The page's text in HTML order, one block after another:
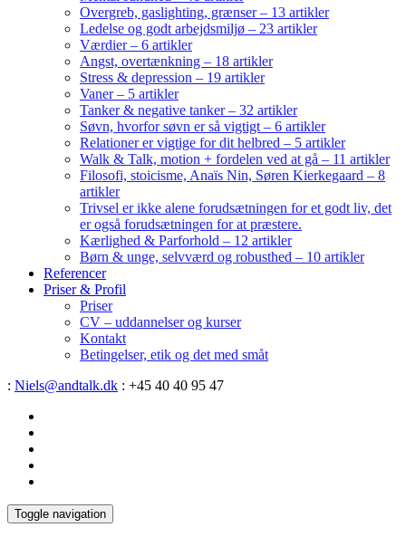
Overgreb, gaslighting, grænser – 13 artikler
Ledelse og godt arbejdsmiljø – 23 artikler
Værdier – 6 artikler
Angst, overtænkning – 18 artikler
Stress & depression – 19 artikler
Vaner – 5 artikler
Tanker & negative tanker – 32 artikler
Søvn, hvorfor søvn er så vigtigt – 6 artikler
Relationer er vigtige for dit helbred – 5 artikler
Walk & Talk, motion + fordelen ved at gå – 11 artikler
Filosofi, stoicisme, Anaïs Nin, Søren Kierkegaard – 8
artikler
Trivsel er ikke alene forudsætningen for et godt liv, det
er også forudsætningen for at præstere.
Kærlighed & Parforhold – 12 artikler
Børn & unge, selvværd og robusthed – 10 artikler
Referencer
Priser & Profil
Priser
CV – uddannelser og kurser
Kontakt
Betingelser, etik og det med småt
: Niels@andtalk.dk : +45 40 40 95 47
Toggle navigation